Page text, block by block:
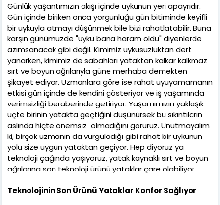
Günlük yaşantımızın akışı içinde uykunun yeri apayrıdır.
Gün içinde biriken onca yorgunluğu gün bitiminde keyifli
bir uykuyla atmayı düşünmek bile bizi rahatlatabilir. Buna
karşın günümüzde "uyku bana haram oldu" diyenlerde
azımsanacak gibi değil. Kimimiz uykusuzluktan dert
yanarken, kimimiz de sabahları yataktan kalkar kalkmaz
sırt ve boyun ağrılarıyla güne merhaba demekten
şikayet ediyor. Uzmanlara göre ise rahat uyuyamamanın
etkisi gün içinde de kendini gösteriyor ve iş yaşamında
verimsizliği beraberinde getiriyor. Yaşamımızın yaklaşık
üçte birinin yatakta geçtiğini düşünürsek bu sıkıntıların
aslında hiçte önemsiz olmadığını görürüz. Unutmayalım
ki, birçok uzmanın da vurguladığı gibi rahat bir uykunun
yolu size uygun yataktan geçiyor. Hep diyoruz ya
teknoloji çağında yaşıyoruz, yatak kaynaklı sırt ve boyun
ağrılarına son teknoloji ürünü yataklar çare olabiliyor.
Teknolojinin Son Ürünü Yataklar Konfor Sağlıyor